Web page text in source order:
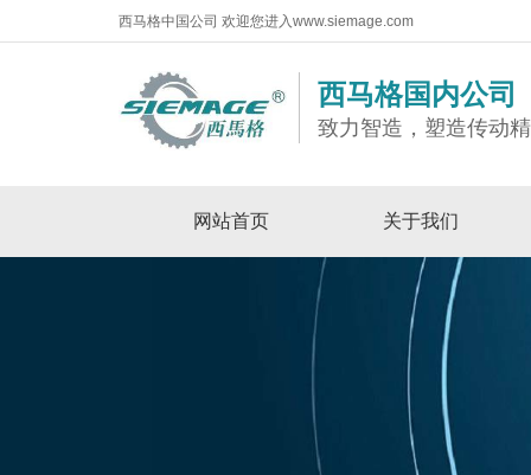
西马格中国公司 欢迎您进入www.siemage.com
西马格国内公司
致力智造，塑造传动
网站首页 关于我们